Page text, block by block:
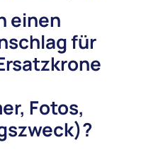
einen
für
Fotos,